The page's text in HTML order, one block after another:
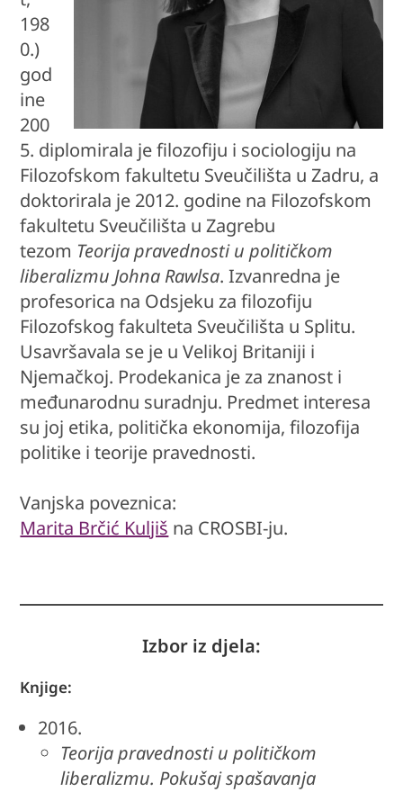
198
0.)
god
ine
200
5. diplomirala je filozofiju i sociologiju na
Filozofskom fakultetu Sveučilišta u Zadru, a
doktorirala je 2012. godine na Filozofskom
fakultetu Sveučilišta u Zagrebu
tezom Teorija pravednosti u političkom
liberalizmu Johna Rawlsa. Izvanredna je
profesorica na Odsjeku za filozofiju
Filozofskog fakulteta Sveučilišta u Splitu.
Usavršavala se je u Velikoj Britaniji i
Njemačkoj. Prodekanica je za znanost i
međunarodnu suradnju. Predmet interesa
su joj etika, politička ekonomija, filozofija
politike i teorije pravednosti.
Vanjska poveznica:
Marita Brčić Kuljiš na CROSBI-ju.
Izbor iz djela:
Knjige:
2016.
Teorija pravednosti u političkom
liberalizmu. Pokušaj spašavanja